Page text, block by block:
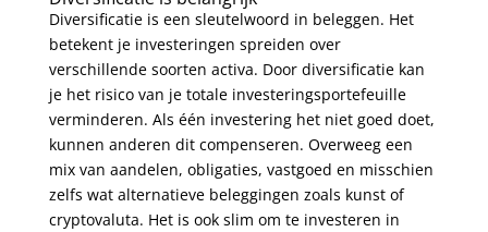
Diversificatie is een sleutelwoord in beleggen. Het
betekent je investeringen spreiden over
verschillende soorten activa. Door diversificatie kan
je het risico van je totale investeringsportefeuille
verminderen. Als één investering het niet goed doet,
kunnen anderen dit compenseren. Overweeg een
mix van aandelen, obligaties, vastgoed en misschien
zelfs wat alternatieve beleggingen zoals kunst of
cryptovaluta. Het is ook slim om te investeren in